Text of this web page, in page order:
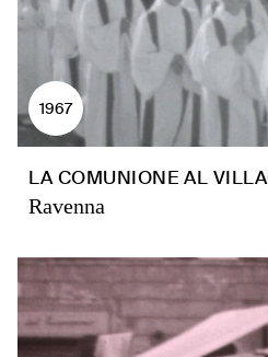
1967
LA COMUNIONE AL
Ravenna